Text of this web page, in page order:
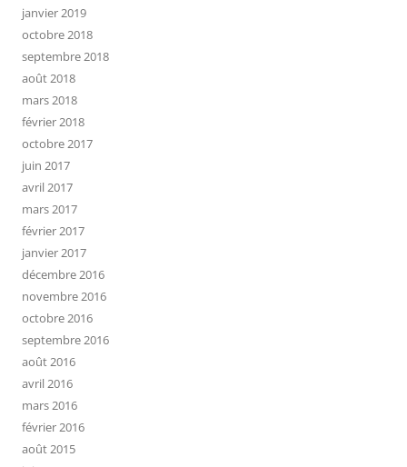
janvier 2019
octobre 2018
septembre 2018
août 2018
mars 2018
février 2018
octobre 2017
juin 2017
avril 2017
mars 2017
février 2017
janvier 2017
décembre 2016
novembre 2016
octobre 2016
septembre 2016
août 2016
avril 2016
mars 2016
février 2016
août 2015